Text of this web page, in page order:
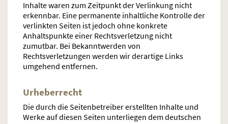
Inhalte waren zum Zeitpunkt der Verlinkung nicht
erkennbar. Eine permanente inhaltliche Kontrolle der
verlinkten Seiten ist jedoch ohne konkrete
Anhaltspunkte einer Rechtsverletzung nicht
zumutbar. Bei Bekanntwerden von
Rechtsverletzungen werden wir derartige Links
umgehend entfernen.
Urheberrecht
Die durch die Seitenbetreiber erstellten Inhalte und
Werke auf diesen Seiten unterliegen dem deutschen